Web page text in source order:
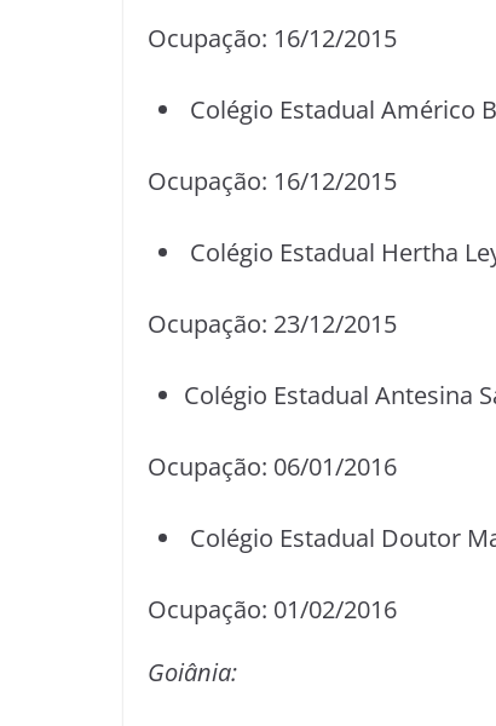
Ocupação: 16/12/2015
Colégio Estadual Américo
Ocupação: 16/12/2015
Colégio Estadual Hertha
Ocupação: 23/12/2015
Colégio Estadual Antesina
Ocupação: 06/01/2016
Colégio Estadual Doutor
Ocupação: 01/02/2016
Goiânia: